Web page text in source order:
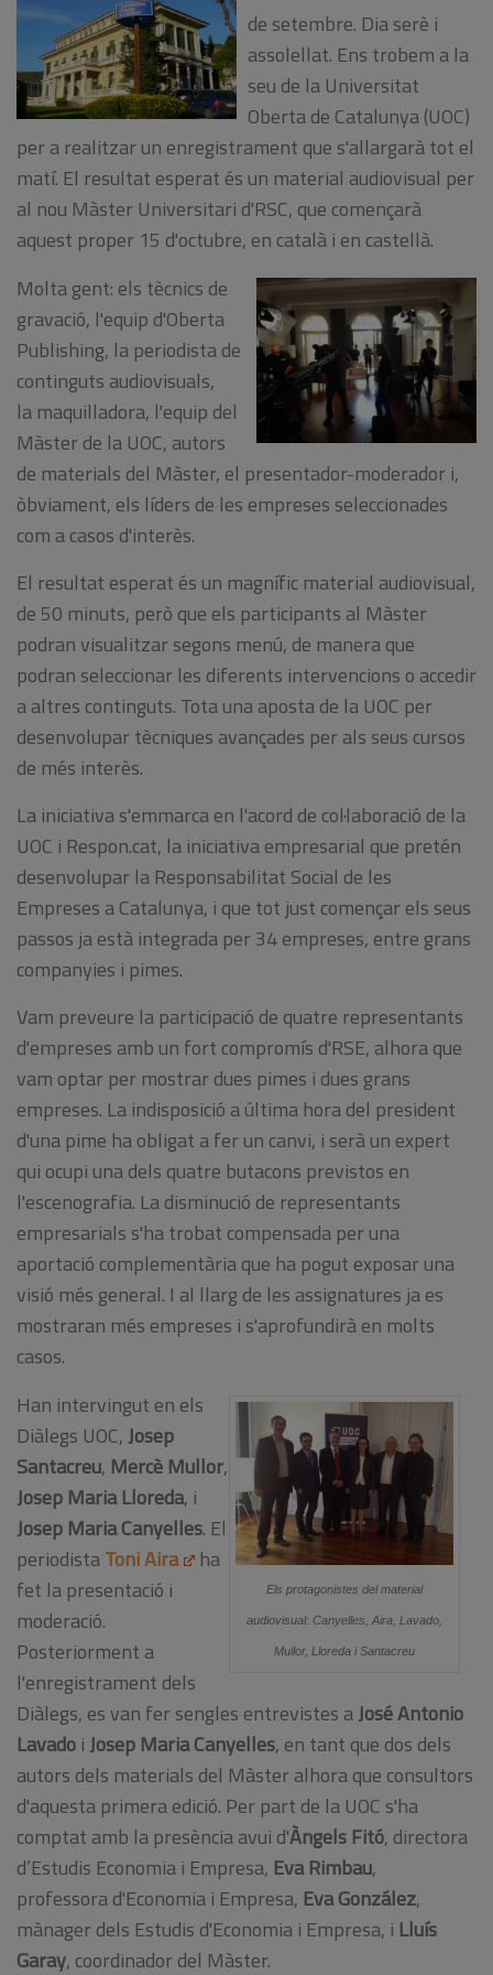
de setembre. Dia serè i
assolellat. Ens trobem a la
seu de la Universitat
Oberta de Catalunya (UOC)
per a realitzar un enregistrament que s'allargarà tot el
matí. El resultat esperat és un material audiovisual per
al nou Màster Universitari d'RSC, que començarà
aquest proper 15 d'octubre, en català i en castellà.
Molta gent: els tècnics de
gravació, l'equip d'Oberta
Publishing, la periodista de
continguts audiovisuals,
la maquilladora, l'equip del
Màster de la UOC, autors
de materials del Màster, el presentador-moderador i,
òbviament, els líders de les empreses seleccionades
com a casos d'interès.
El resultat esperat és un magnífic material audiovisual,
de 50 minuts, però que els participants al Màster
podran visualitzar segons menú, de manera que
podran seleccionar les diferents intervencions o accedir
a altres continguts. Tota una aposta de la UOC per
desenvolupar tècniques avançades per als seus cursos
de més interès.
La iniciativa s'emmarca en l'acord de col·laboració de la
UOC i Respon.cat, la iniciativa empresarial que pretén
desenvolupar la Responsabilitat Social de les
Empreses a Catalunya, i que tot just començar els seus
passos ja està integrada per 34 empreses, entre grans
companyies i pimes.
Vam preveure la participació de quatre representants
d'empreses amb un fort compromís d'RSE, alhora que
vam optar per mostrar dues pimes i dues grans
empreses. La indisposició a última hora del president
d'una pime ha obligat a fer un canvi, i serà un expert
qui ocupi una dels quatre butacons previstos en
l'escenografia. La disminució de representants
empresarials s'ha trobat compensada per una
aportació complementària que ha pogut exposar una
visió més general. I al llarg de les assignatures ja es
mostraran més empreses i s'aprofundirà en molts
casos.
Els protagonistes del material
audiovisual: Canyelles, Aira, Lavado,
Mullor, Lloreda i Santacreu
Han intervingut en els
Diàlegs UOC, Josep
Santacreu, Mercè Mullor,
Josep Maria Lloreda, i
Josep Maria Canyelles. El
periodistaToni Aira
ha
fet la presentació i
moderació.
Posteriorment a
l'enregistrament dels
Diàlegs, es van fer sengles entrevistes aJosé Antonio
Lavado i Josep Maria Canyelles, en tant que dos dels
autors dels materials del Màster alhora que consultors
d'aquesta primera edició. Per part de la UOC s'ha
comptat amb la presència avui d'Àngels Fitó, directora
d’Estudis Economia i Empresa, Eva Rimbau,
professora d'Economia i Empresa, Eva González,
mànager dels Estudis d'Economia i Empresa, i Lluís
Garay, coordinador del Màster.